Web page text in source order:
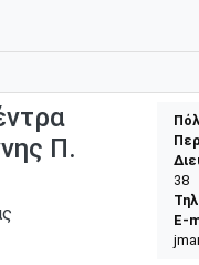
Π.
38
E-